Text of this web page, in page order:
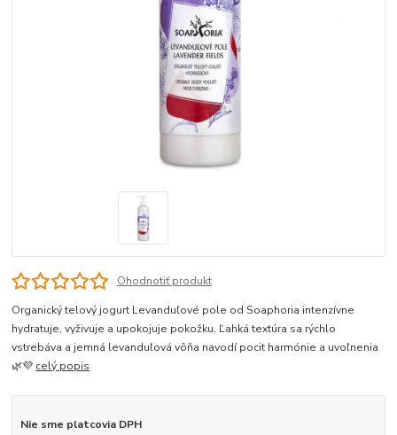
Ohodnotiť produkt
Organický telový jogurt Levanduľové pole od Soaphoria intenzívne
hydratuje, vyživuje a upokojuje pokožku. Ľahká textúra sa rýchlo
vstrebáva a jemná levanduľová vôňa navodí pocit harmónie a uvoľnenia
🌿💜 celý popis
Nie sme platcovia DPH